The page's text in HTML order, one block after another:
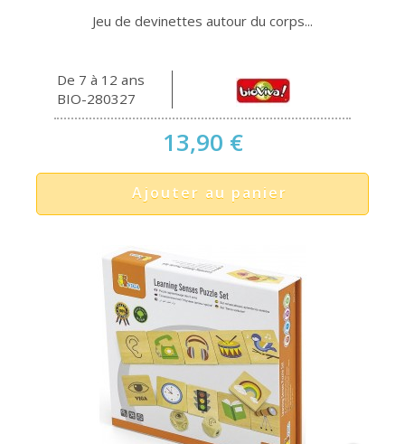
Jeu de devinettes autour du corps...
De 7 à 12 ans
BIO-280327
13,90 €
Ajouter au panier